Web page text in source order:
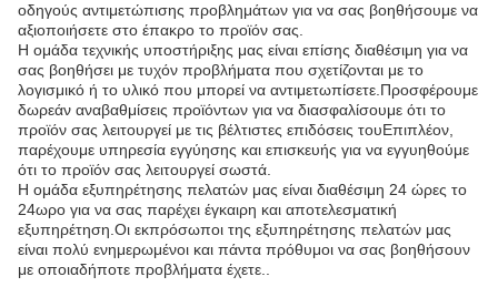
οδηγούς αντιμετώπισης προβλημάτων για να σας βοηθήσουμε να
αξιοποιήσετε στο έπακρο το προϊόν σας.
Η ομάδα τεχνικής υποστήριξης μας είναι επίσης διαθέσιμη για να
σας βοηθήσει με τυχόν προβλήματα που σχετίζονται με το
λογισμικό ή το υλικό που μπορεί να αντιμετωπίσετε.Προσφέρουμε
δωρεάν αναβαθμίσεις προϊόντων για να διασφαλίσουμε ότι το
προϊόν σας λειτουργεί με τις βέλτιστες επιδόσεις τουΕπιπλέον,
παρέχουμε υπηρεσία εγγύησης και επισκευής για να εγγυηθούμε
ότι το προϊόν σας λειτουργεί σωστά.
Η ομάδα εξυπηρέτησης πελατών μας είναι διαθέσιμη 24 ώρες το
24ωρο για να σας παρέχει έγκαιρη και αποτελεσματική
εξυπηρέτηση.Οι εκπρόσωποι της εξυπηρέτησης πελατών μας
είναι πολύ ενημερωμένοι και πάντα πρόθυμοι να σας βοηθήσουν
με οποιαδήποτε προβλήματα έχετε..